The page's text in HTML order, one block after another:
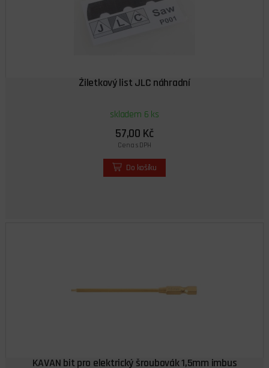
Žiletkový list JLC náhradní
skladem 6 ks
57,00 Kč
Cena s DPH
Do košíku
KAVAN bit pro elektrický šroubovák 1,5mm imbus